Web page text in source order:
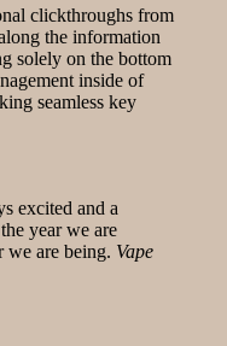
clickthroughs from
the information
solely on the bottom
inside of
seamless key
excited and a
year we are
we are being. Vape